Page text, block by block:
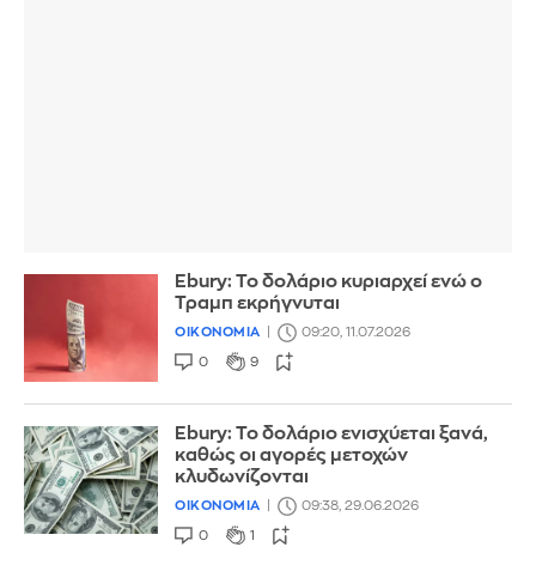
Ebury: Το δολάριο κυριαρχεί ενώ ο
Τραμπ εκρήγνυται
ΟΙΚΟΝΟΜΙΑ 09:20, 11.07.2026
0 9
Ebury: Το δολάριο ενισχύεται ξανά,
καθώς οι αγορές μετοχών
κλυδωνίζονται
ΟΙΚΟΝΟΜΙΑ 09:38, 29.06.2026
0 1